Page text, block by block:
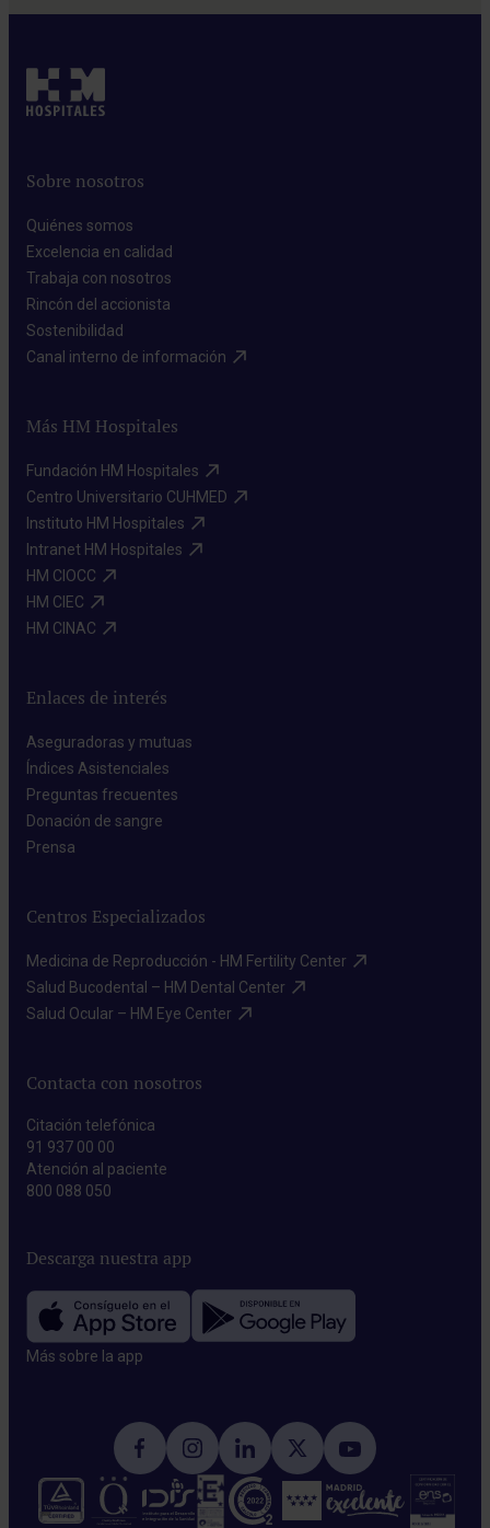
Sobre nosotros
Quiénes somos​
Excelencia en calidad​
Trabaja con nosotros​
Rincón del accionista​
Sostenibilidad​
Canal interno de información​
Más HM Hospitales
Fundación HM Hospitales​
Centro Universitario CUHMED​
Instituto HM Hospitales​
Intranet HM Hospitales​
HM CIOCC​
HM CIEC​
HM CINAC​
Enlaces de interés
Aseguradoras y mutuas​
Índices Asistenciales​
Preguntas frecuentes​
Donación de sangre​
Prensa​
Centros Especializados
Medicina de Reproducción - HM Fertility Center​
Salud Bucodental – HM Dental Center​
Salud Ocular – HM Eye Center​
Contacta con nosotros
Citación telefónica
91 937 00 00
Atención al paciente
800 088 050
Descarga nuestra app
Más sobre la app​